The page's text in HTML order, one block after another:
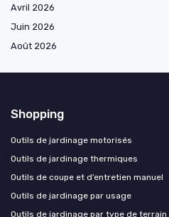
Avril 2026
Juin 2026
Août 2026
Shopping
Outils de jardinage motorisés
Outils de jardinage thermiques
Outils de coupe et d’entretien manuel
Outils de jardinage par usage
Outils de jardinage par type de terrain